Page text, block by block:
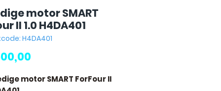
motor SMART
II 1.0 H4DA401
H4DA401
motor SMART ForFour II